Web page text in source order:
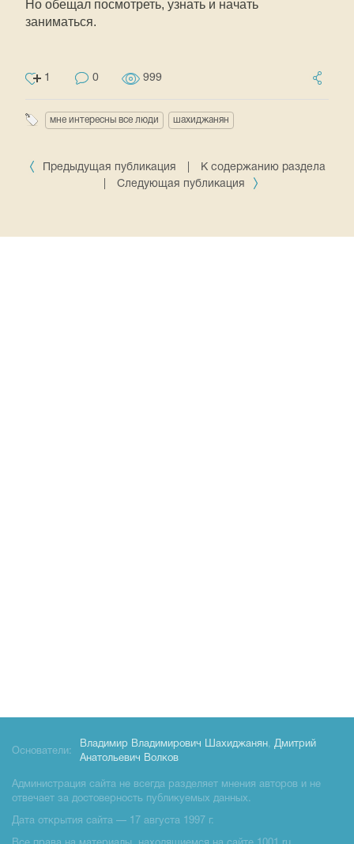
Но обещал посмотреть, узнать и начать
заниматься.
1 0 999
мне интересны все люди шахиджанян
Предыдущая публикация
К содержанию раздела
Следующая публикация
Основатели:
Владимир Владимирович Шахиджанян, Дмитрий
Анатольевич Волков
Администрация сайта не всегда разделяет мнения авторов и не
отвечает за достоверность публикуемых данных.
Дата открытия сайта — 17 августа 1997 г.